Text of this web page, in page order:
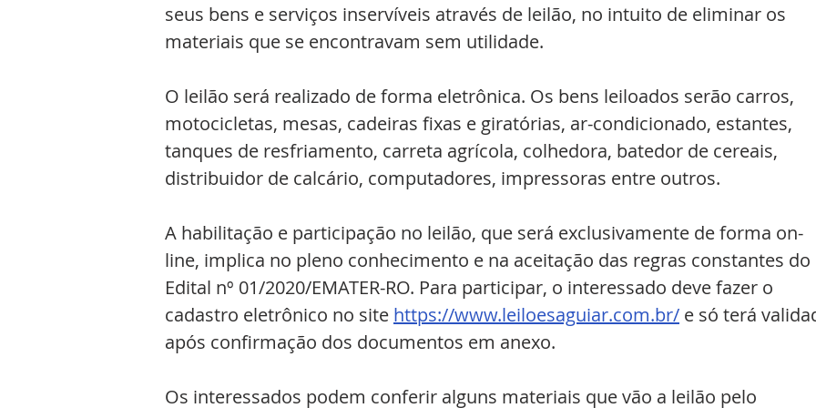
seus bens e serviços inservíveis através de leilão, no intuito de eliminar os
materiais que se encontravam sem utilidade.
O leilão será realizado de forma eletrônica. Os bens leiloados serão carros,
motocicletas, mesas, cadeiras fixas e giratórias, ar-condicionado, estantes,
tanques de resfriamento, carreta agrícola, colhedora, batedor de cereais,
distribuidor de calcário, computadores, impressoras entre outros.
A habilitação e participação no leilão, que será exclusivamente de forma on-
line, implica no pleno conhecimento e na aceitação das regras constantes do
Edital nº 01/2020/EMATER-RO. Para participar, o interessado deve fazer o
cadastro eletrônico no site https://www.leiloesaguiar.com.br/ e só terá
após confirmação dos documentos em anexo.
Os interessados podem conferir alguns materiais que vão a leilão pelo